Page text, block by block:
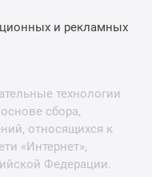
и рекламных
технологии
сбора,
относящихся к
«Интернет»,
Федерации.